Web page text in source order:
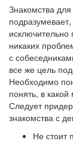
Знакомства
никаких
с
все же цель
Необходимо
понять, в
Следует
знакомства с
Не стоит